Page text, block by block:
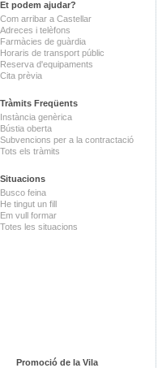
Et podem ajudar?
Com arribar a Castellar
Adreces i telèfons
Farmàcies de guàrdia
Horaris de transport públic
Reserva d'equipaments
Cita prèvia
Tràmits Freqüents
Instància genèrica
Bústia oberta
Subvencions per a la contractació
Tots els tràmits
Situacions
Busco feina
He tingut un fill
Em vull formar
Totes les situacions
Promoció de la Vila